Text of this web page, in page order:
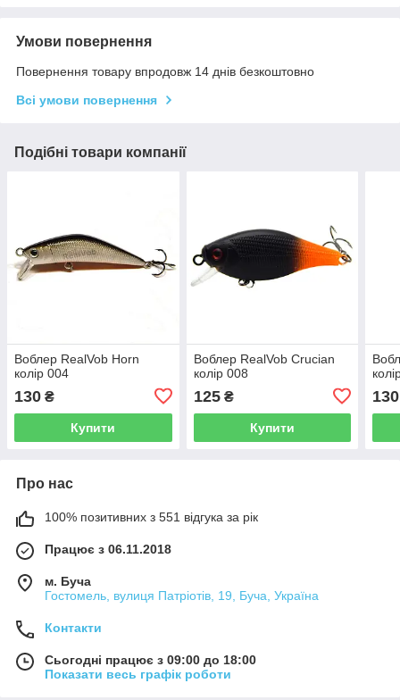
Умови повернення
Повернення товару впродовж 14 днів безкоштовно
Всі умови повернення
Подібні товари компанії
Воблер RealVob Horn
колір 004
130 ₴
Купити
Воблер RealVob Crucian
колір 008
125₴
Купити
130
Про нас
100% позитивних з 551 відгука за рік
Працює з 06.11.2018
м. Буча
Гостомель, вулиця Патріотів, 19, Буча, Україна
Контакти
Сьогодні працює з 09:00 до 18:00
Показати весь графік роботи